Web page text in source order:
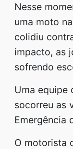
Nesse
uma moto
colidiu
impacto, as
sofrendo
Uma equipe
socorreu as
Emergência
O motorista